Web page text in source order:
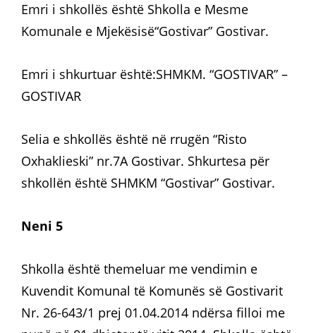
Emri i shkollës është Shkolla e Mesme
Komunale e Mjekësisë“Gostivar” Gostivar.
Emri i shkurtuar është:SHMKM. “GOSTIVAR” –
GOSTIVAR
Selia e shkollës është në rrugën “Risto
Oxhaklieski” nr.7A Gostivar. Shkurtesa për
shkollën është SHMKM “Gostivar” Gostivar.
Neni 5
Shkolla është themeluar me vendimin e
Kuvendit Komunal të Komunës së Gostivarit
Nr. 26-643/1 prej 01.04.2014 ndërsa filloi me